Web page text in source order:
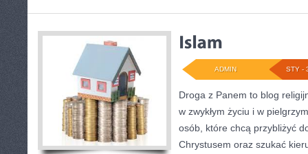
STY -
ADMIN
Droga z Panem to blog
w zwykłym życiu i w
osób, które chcą przybliżyć
Chrystusem oraz szukać